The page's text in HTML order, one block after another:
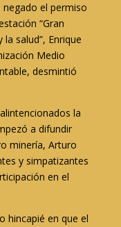
el permiso
“Gran
salud”, Enrique
Medio
desmintió
la
a difundir
minería, Arturo
y simpatizantes
en el
hincapié en que el